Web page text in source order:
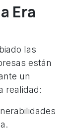
Era
las
están
un
realidad: